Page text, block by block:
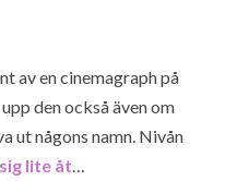
av en cinemagraph på
den också även om
ut någons namn. Nivån
lite åt…